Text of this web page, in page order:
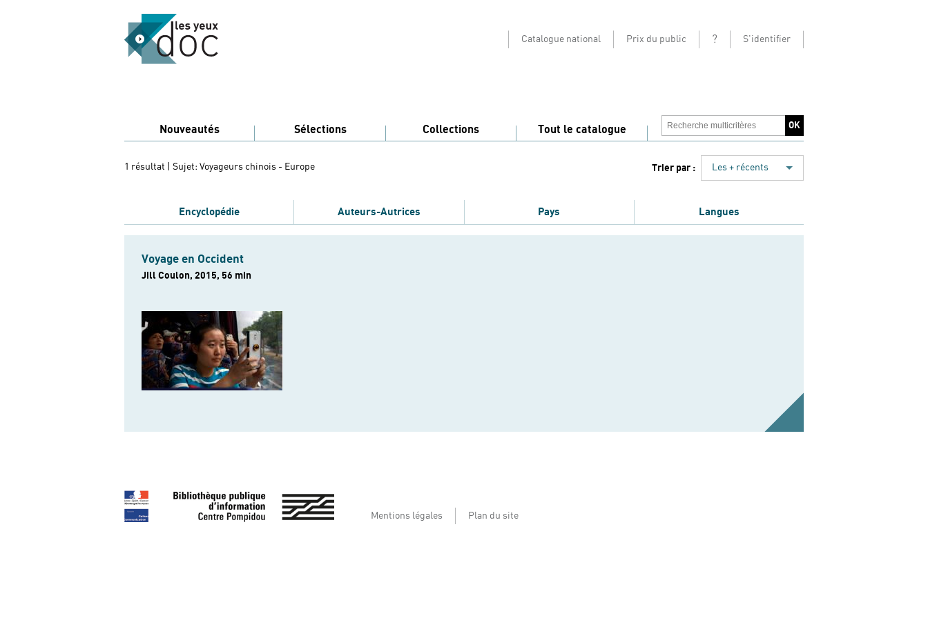
Catalogue national Prix du public ? S'identifier
Nouveautés Sélections Collections Tout le catalogue
1 résultat | Sujet: Voyageurs chinois - Europe Trier par : Les + récents
Encyclopédie Auteurs-Autrices Pays Langues
Voyage en Occident
Jill Coulon, 2015, 56 min
Mentions légales Plan du site